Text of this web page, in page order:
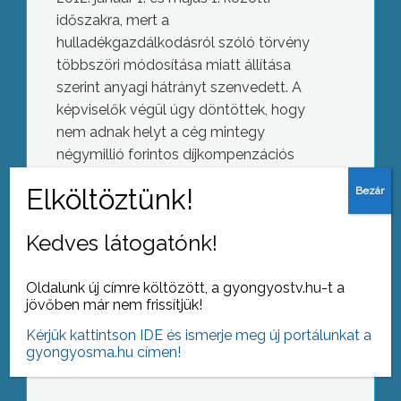
időszakra, mert a
hulladékgazdálkodásról szóló törvény
többszöri módosítása miatt állítása
szerint anyagi hátrányt szenvedett. A
képviselők végül úgy döntöttek, hogy
nem adnak helyt a cég mintegy
négymillió forintos díjkompenzációs
AZ AKTUÁLIS NAPI HÍREI
Nagyné Tóth Márta a Bugát Pál
ECMO referencia iskola a Bottyán
Kedves látogatónk!
Oldalunk új címre költözött, a gyongyostv.hu-t a
jövőben már nem frissítjük!
Kérjük kattintson IDE és ismerje meg új portálunkat a
gyongyosma.hu címen!